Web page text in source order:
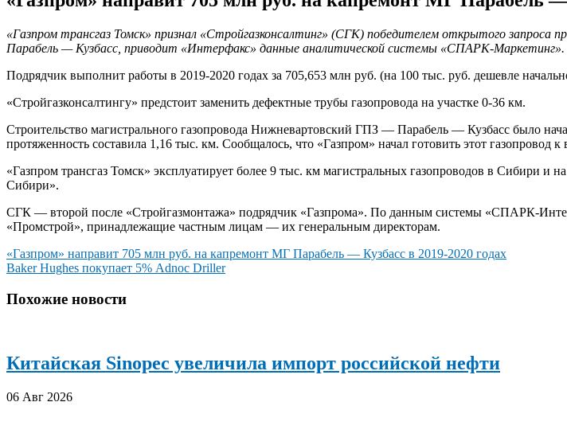
«Газпром трансгаз Томск» признал «Стройгазконсалтинг» (СГК) победителем открытого запроса
Парабель — Кузбасс, приводит «Интерфакс» данные аналитической системы «СПАРК-Маркетинг».
Подрядчик выполнит работы в 2019-2020 годах за 705,653 млн руб. (на 100 тыс. руб. дешевле
«Стройгазконсалтингу» предстоит заменить дефектные трубы газопровода на участке 0-36 км.
Строительство магистрального газопровода Нижневартовский ГПЗ — Парабель — Кузбасс было
протяженность составила 1,16 тыс. км. Сообщалось, что «Газпром» начал готовить этот газопровод
«Газпром трансгаз Томск» эксплуатирует более 9 тыс. км магистральных газопроводов в Сибири и
Сибири».
СГК — второй после «Стройгазмонтажа» подрядчик «Газпрома». По данным системы «СПАРК-
«Промстрой», принадлежащие частным лицам — их генеральным директорам.
Навигация
по
записям
«Газпром» направит 705 млн руб. на капремонт МГ Парабель — Кузбасс в 2019-2020 годах
Baker Hughes покупает 5% Adnoc Driller
Похожие новости
Китайская Sinopec увеличила импорт российской нефти
06 Авг 2026